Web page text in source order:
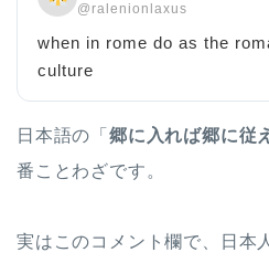
@ralenionlaxus
when in rome do as the
culture
日本語の「 郷に入れば郷に従え
番ことわざです。
実はこのコメント欄で、日本